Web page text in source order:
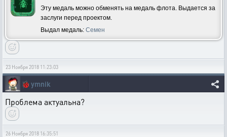
Эту медаль можно обменять на медаль флота. Выдается за
заслуги перед проектом.
Выдал медаль: Семен
23 Ноября 2018 11:23:03
🐞 ymnik
Проблема актуальна?
26 Ноября 2018 16:35:51